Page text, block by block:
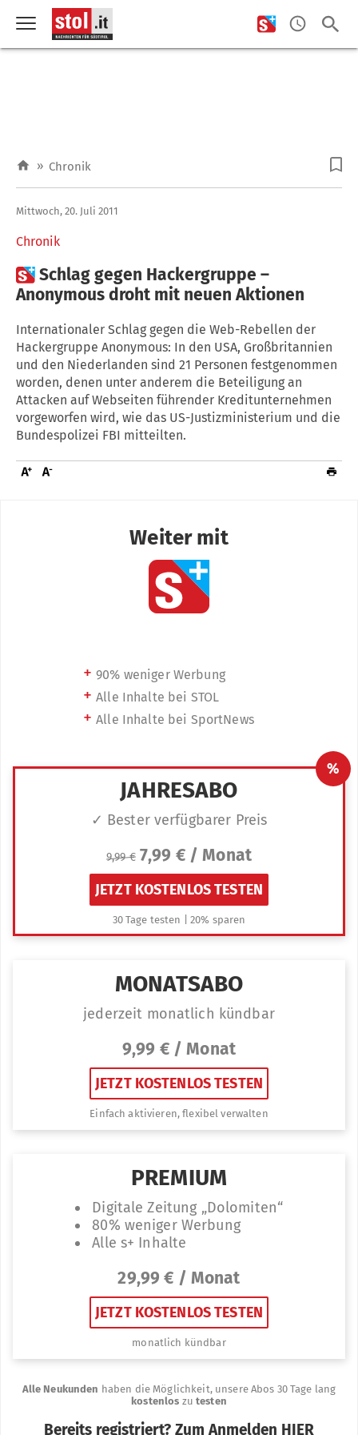
» Chronik
Chronik
Mittwoch, 20. Juli 2011
Schlag gegen Hackergruppe –
Anonymous droht mit neuen Aktionen
Internationaler Schlag gegen die Web-Rebellen der
Hackergruppe Anonymous: In den USA, Großbritannien
und den Niederlanden sind 21 Personen festgenommen
worden, denen unter anderem die Beteiligung an
Attacken auf Webseiten führender Kreditunternehmen
vorgeworfen wird, wie das US-Justizministerium und die
Bundespolizei FBI mitteilten.